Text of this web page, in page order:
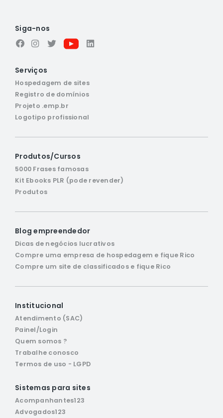
Siga-nos
Serviços
Hospedagem de sites
Registro de domínios
Projeto .emp.br
Logotipo profissional
Produtos/Cursos
5000 Frases famosas
Kit Ebooks PLR (pode revender)
Produtos
Blog empreendedor
Dicas de negócios lucrativos
Compre uma empresa de hospedagem e fique Rico
Compre um site de classificados e fique Rico
Institucional
Atendimento (SAC)
Painel/Login
Quem somos ?
Trabalhe conosco
Termos de uso - LGPD
Sistemas para sites
Acompanhantes123
Advogados123